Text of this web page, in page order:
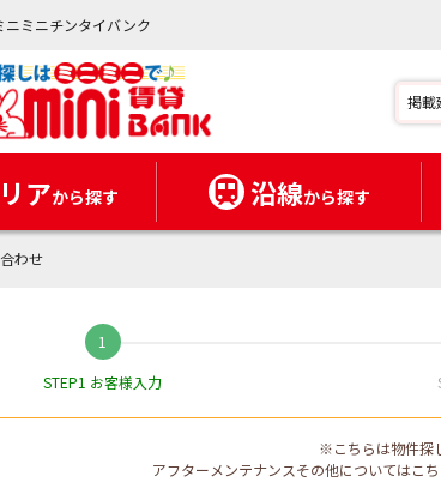
ニミニチンタイバンク
掲載
アから探す 沿線から探す
わせ
STEP1 お客様入力
※こちらは物件探
アフターメンテナンスその他についてはこ